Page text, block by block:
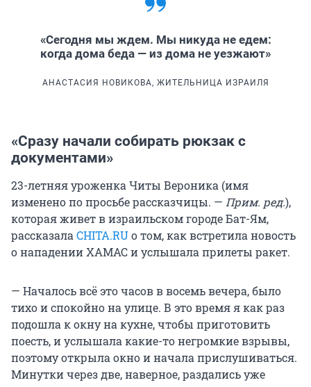
«Сегодня мы ждем. Мы никуда не едем:
когда дома беда — из дома не уезжают»
АНАСТАСИЯ НОВИКОВА, ЖИТЕЛЬНИЦА ИЗРАИЛЯ
«Сразу начали собирать рюкзак с
документами»
23-летняя уроженка Читы Вероника (имя
изменено по просьбе рассказчицы. — Прим. ред.),
которая живет в израильском городе Бат-Ям,
рассказала CHITA.RUо том, как встретила новость
о нападении ХАМАС и услышала прилеты ракет.
— Началось всё это часов в восемь вечера, было
тихо и спокойно на улице. В это время я как раз
подошла к окну на кухне, чтобы приготовить
поесть, и услышала какие-то негромкие взрывы,
поэтому открыла окно и начала прислушиваться.
Минутки через две, наверное, раздались уже